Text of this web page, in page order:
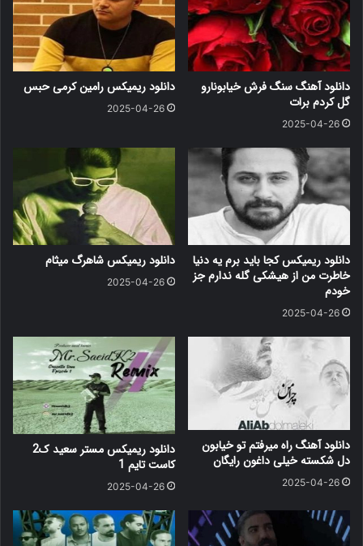
دانلود آهنگ سنگ فرش خیابونارو
گل کردم برات
2025-04-26
دانلود ریمیکس رامین کرمی حبس
2025-04-26
دانلود ریمیکس کجا باید برم یه دنیا
خاطرت من از هیشکی گله ندارم جز
خودم
2025-04-26
دانلود ریمیکس شاهرگ میثام
2025-04-26
دانلود آهنگ راه میرفتم تو خیابون
دل شکسته خیلی داغون رایگان
2025-04-26
دانلود ریمیکس مستر سعید ک2
کاست تایم 1
2025-04-26